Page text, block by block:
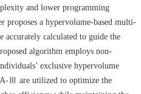
and lower programming
a hypervolume-based multi-
calculated to guide the
algorithm employs non-
exclusive hypervolume
Ⅲ are utilized to optimize the